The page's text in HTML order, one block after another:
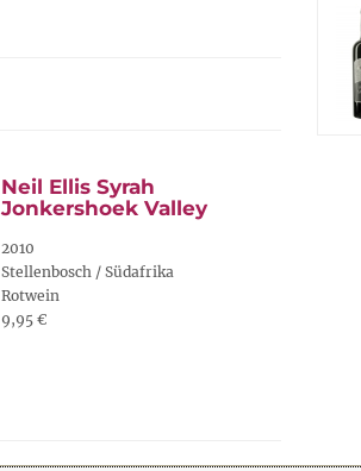
Neil Ellis Syrah
Jonkershoek Valley
2010
Stellenbosch / Südafrika
Rotwein
9,95 €